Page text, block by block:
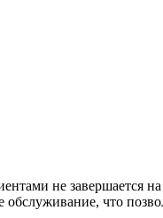
не завершается
обслуживание, что